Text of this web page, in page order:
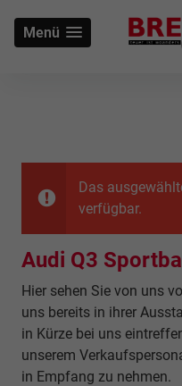
Menü
Das
verfügbar.
Audi Q3
Hier sehen Sie von uns
uns bereits in ihrer
in Kürze bei uns
unserem
in Empfang zu nehmen.